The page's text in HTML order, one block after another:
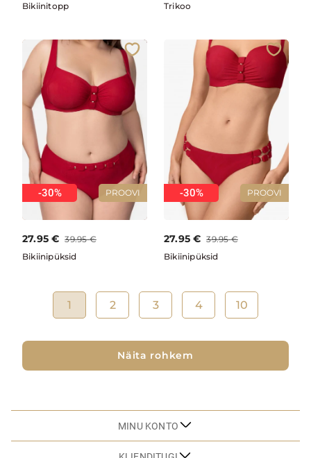
Bikiinitopp
Trikoo
PROOVI
-30%
27.95 € 39.95 €
Bikiinipüksid
PROOVI
-30%
27.95 € 39.95 €
Bikiinipüksid
1 2 3 4 10
Näita rohkem
MINU KONTO